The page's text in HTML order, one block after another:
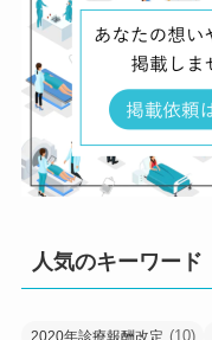
人気のキーワード
(10)